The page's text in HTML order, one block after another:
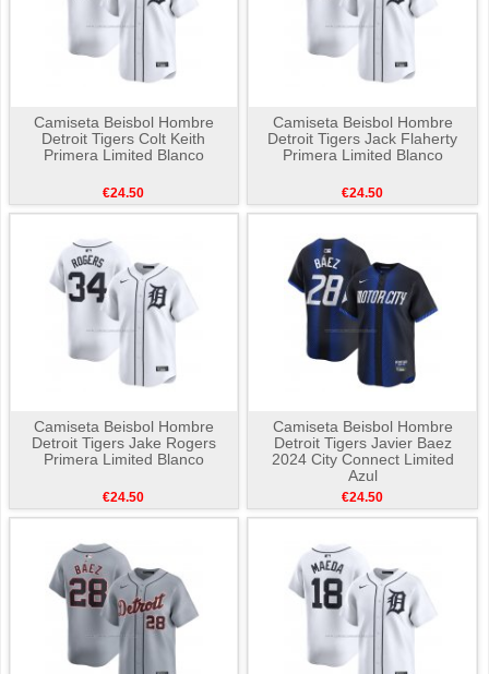
Camiseta Beisbol Hombre
Detroit Tigers Colt Keith
Primera Limited Blanco
€24.50
Camiseta Beisbol Hombre
Detroit Tigers Jack Flaherty
Primera Limited Blanco
€24.50
Camiseta Beisbol Hombre
Detroit Tigers Jake Rogers
Primera Limited Blanco
€24.50
Camiseta Beisbol Hombre
Detroit Tigers Javier Baez
2024 City Connect Limited
Azul
€24.50